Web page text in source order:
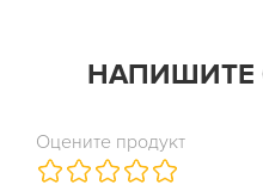
НАПИШИТЕ
Оцените продукт